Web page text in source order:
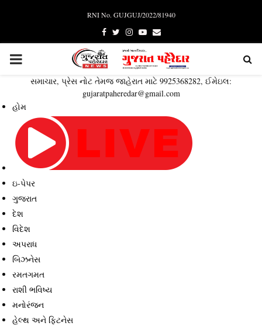
RNI No. GUJGUJ/2022/81940
Facebook
TwitterInstagram
YoutubeEmail
PRIMARY
MENU
સમાચાર, પ્રેસ નોટ તેમજ જાહેરાત માટે 9925368282, ઈમેઇલ:
gujaratpaheredar@gmail.com
હોમ
ઇ-પેપર
ગુજરાત
દેશ
વિદેશ
અપરાધ
બિઝનેસ
રમતગમત
રાશી ભવિષ્ય
મનોરંજન
હેલ્થ અને ફિટનેસ